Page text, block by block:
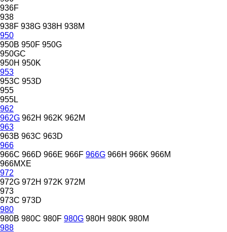
936F
938
938F 938G 938H 938M
950
950B 950F 950G
950GC
950H 950K
953
953C 953D
955
955L
962
962G 962H 962K 962M
963
963B 963C 963D
966
966C 966D 966E 966F 966G 966H 966K 966M
966MXE
972
972G 972H 972K 972M
973
973C 973D
980
980B 980C 980F 980G 980H 980K 980M
988